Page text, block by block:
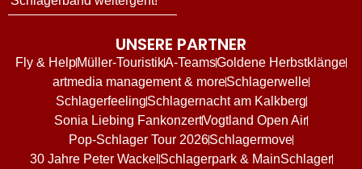
UNSERE PARTNER
Fly & HelpMüller-TouristikA-TeamsGoldene Herbstklänge
artmedia management & moreSchlagerwelle
SchlagerfeelingSchlagernacht am Kalkberg
Sonia Liebing FankonzertVogtland Open Air
Pop-Schlager Tour 2026Schlagermove
30 Jahre Peter Wackel Schlagerpark & MainSchlager